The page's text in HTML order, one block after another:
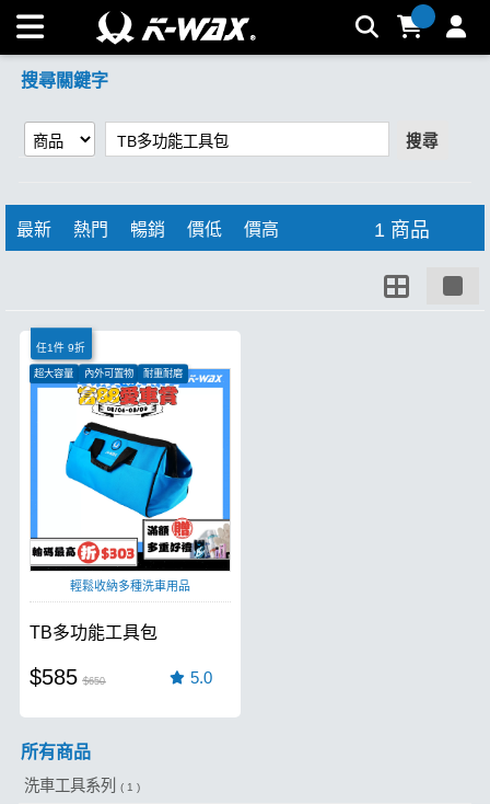
【TB多功能工具包】搜尋結果 | K-WAX台灣汽車美容材料
搜尋關鍵字
搜尋
最新 熱門 暢銷 價低 價高 1 商品
任1件 9折
超大容量 內外可置物 耐重耐磨
輕鬆收納多種洗車用品
TB多功能工具包
$585 $650 5.0
所有商品
洗車工具系列 ( 1 )